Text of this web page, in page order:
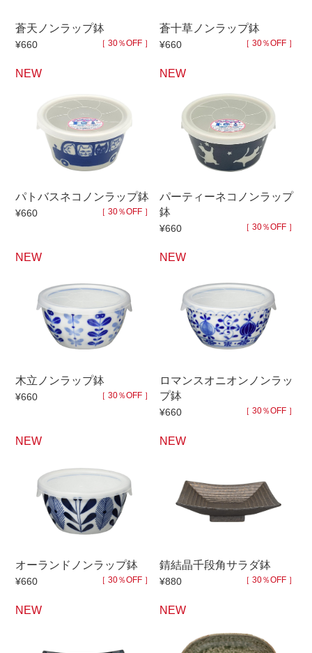
蒼天ノンラップ鉢
¥660 ［ 30％OFF ］
蒼十草ノンラップ鉢
¥660 ［ 30％OFF ］
NEW
パトバスネコノンラップ鉢
¥660 ［ 30％OFF ］
NEW
パーティーネコノンラップ
鉢
¥660 ［ 30％OFF ］
NEW
木立ノンラップ鉢
¥660 ［ 30％OFF ］
NEW
ロマンスオニオンノンラッ
プ鉢
¥660 ［ 30％OFF ］
NEW
オーランドノンラップ鉢
¥660 ［ 30％OFF ］
NEW
錆結晶千段角サラダ鉢
¥880 ［ 30％OFF ］
NEW NEW